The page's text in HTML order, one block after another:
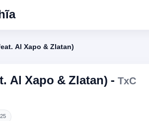
Al Xapo & Zlatan)
Al Xapo & Zlatan) -TxC